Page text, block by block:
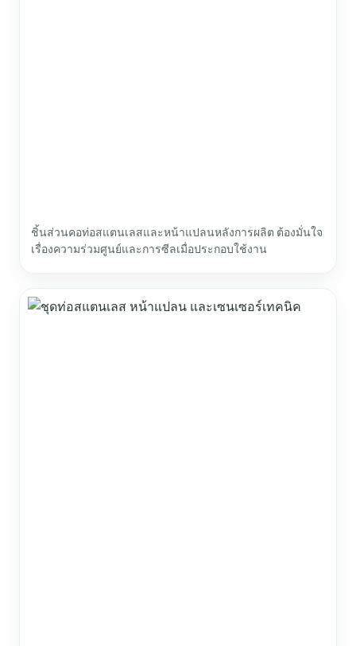
ชิ้นส่วนคอท่อสแตนเลสและหน้าแปลนหลังการผลิต ต้องมั่นใจ
เรื่องความร่วมศูนย์และการซีลเมื่อประกอบใช้งาน